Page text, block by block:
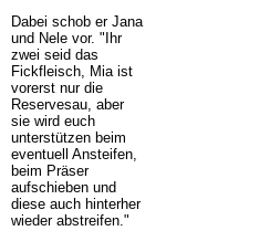
Dabei schob er Jana
und Nele vor. "Ihr
zwei seid das
Fickfleisch, Mia ist
vorerst nur die
Reservesau, aber
sie wird euch
unterstützen beim
eventuell Ansteifen,
beim Präser
aufschieben und
diese auch hinterher
wieder abstreifen."